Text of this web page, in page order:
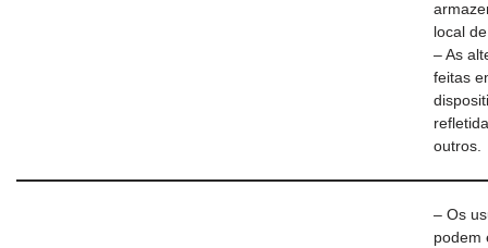
local
– As
feitas
outros.
– Os
podem